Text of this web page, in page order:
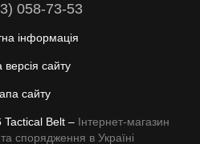
058-73-53
інформація
версія сайту
сайту
Tactical Belt – Інтернет-магазин
та спорядження в Україні